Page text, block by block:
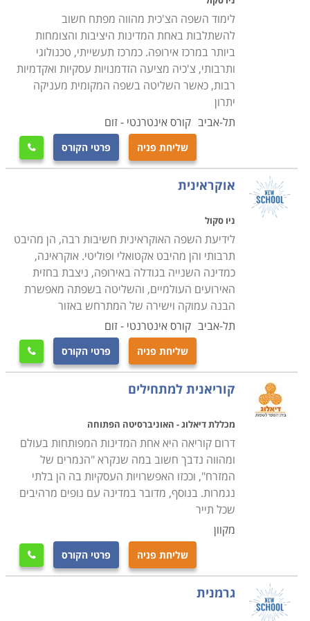
הלימוד. לימוד שפות מהווה הזדמנות נהדרת להרחבת
אופקים בעבור כל תלמיד ובני משפחתו.
לימוד השפה הצ'כית מהווה מפתח חשוב
להשתלבות באחת המדינות היציבות והצומחות
ביותר במרכז אירופה. כמרכז תעשייתי, טכנולוגי
ותרבותי, צ'כיה מציעה הזדמנויות עסקיות ואקדמיות
רבות, כאשר השליטה בשפה המקומית מעניקה
יתרון
תל-אביב קורס אינטרנטי - זום
שליחת פניה פרטי הקורס 
אוקראינית
ניו סקול
לידיעת השפה האוקראינית חשיבות רבה, הן מהיבט
תרבותי והן מהיבט אקטואלי ופוליטי. אוקראינה,
כמדינה השנייה בגודלה באירופה, ניצבת בחזית
האירועים העולמיים, והשליטה בשפתה מאפשרת
הבנה עמוקה וישירה של המתרחש באזור
תל-אביב קורס אינטרנטי - זום
שליחת פניה פרטי הקורס 
קוריאנית למתחילים
מכללת דיאלוג - האוניברסיטה הפתוחה
דרום קוריאה היא אחת המדינות המפותחות בעולם
ומהווה נדבך חשוב במה שנקרא "הנמרים של
המזרח", וככזו האפשרויות העסקיות בה הן בלתי
נגמרות. בנוסף, מדובר במדינה עם נופים מרהיבים
שכל תייר
מקוון
שליחת פניה פרטי הקורס 
גרמנית